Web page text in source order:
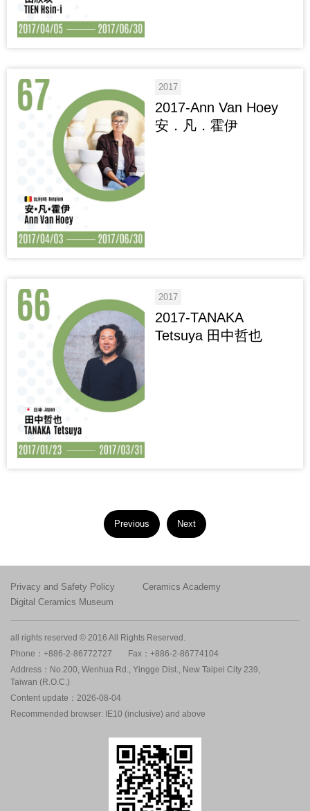
2017
2017-Ann Van Hoey
安．凡．霍伊
2017
2017-TANAKA
Tetsuya 田中哲也
Previous Next
Privacy and Safety Policy
Ceramics Academy
Digital Ceramics Museum
all rights reserved © 2016 All Rights Reserved.
Phone：+886-2-86772727
Fax：+886-2-86774104
Address：No.200, Wenhua Rd., Yingge Dist., New Taipei City 239,
Taiwan (R.O.C.)
Content update：2026-08-04
Recommended browser: IE10 (inclusive) and above